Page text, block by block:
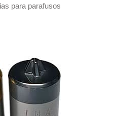
para parafusos